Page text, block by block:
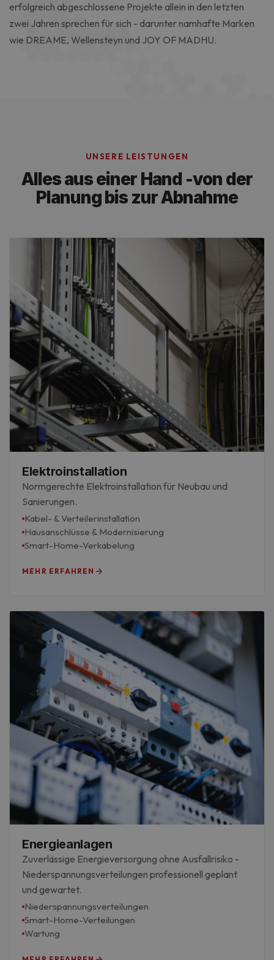
erfolgreich abgeschlossene Projekte allein in den letzten
zwei Jahren sprechen für sich - darunter namhafte Marken
wie DREAME, Wellensteyn und JOY OF MADHU.
UNSERE LEISTUNGEN
Alles aus einer Hand -von der
Planung bis zur Abnahme
Elektroinstallation
Normgerechte Elektroinstallation für Neubau und
Sanierungen.
Kabel- & Verteilerinstallation
Hausanschlüsse & Modernisierung
Smart-Home-Verkabelung
MEHR ERFAHREN
Energieanlagen
Zuverlässige Energieversorgung ohne Ausfallrisiko -
Niederspannungsverteilungen professionell geplant
und gewartet.
Niederspannungsverteilungen
Smart-Home-Verteilungen
Wartung